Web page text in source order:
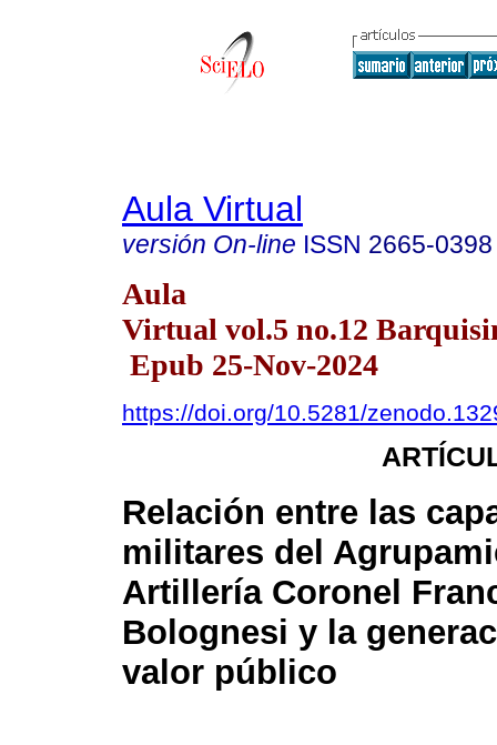
Aula Virtual
versión On-line ISSN 2665-0398
Aula
Virtual vol.5 no.12
Epub 25-Nov-2024
https://doi.org/10.5281/
Relación entre las
militares del
Artillería Coronel
Bolognesi y la
valor público